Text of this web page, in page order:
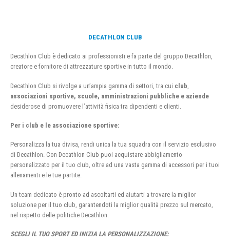
DECATHLON CLUB
Decathlon Club è dedicato ai professionisti e fa parte del gruppo Decathlon,
creatore e fornitore di attrezzature sportive in tutto il mondo.
Decathlon Club si rivolge a un’ampia gamma di settori, tra cui club
associazioni sportive, scuole, amministrazioni pubbliche e aziende
desiderose di promuovere l’attività fisica tra dipendenti e clienti.
Per i club e le associazione sportive:
Personalizza la tua divisa, rendi unica la tua squadra con il servizio esclusivo
di Decathlon. Con Decathlon Club puoi acquistare abbigliamento
personalizzato per il tuo club, oltre ad una vasta gamma di accessori per i tuoi
allenamenti e le tue partite.
Un team dedicato è pronto ad ascoltarti ed aiutarti a trovare la miglior
soluzione per il tuo club, garantendoti la miglior qualità prezzo sul mercato,
nel rispetto delle politiche Decathlon.
SCEGLI IL TUO SPORT ED INIZIA LA PERSONALIZZAZIONE: